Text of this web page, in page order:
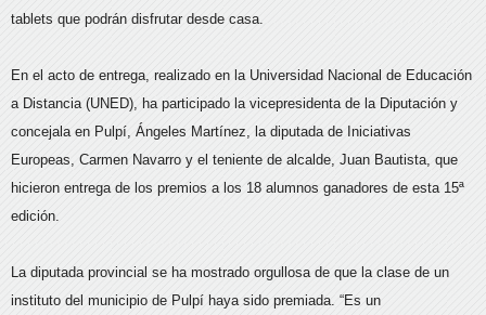
tablets que podrán disfrutar desde casa.
En el acto de entrega , realizado en la Universidad Nacional de Educación
a Distancia (UNED), ha participado la vicepresidenta de la Diputación y
concejala en Pulpí, Ángeles Martínez, la diputada de Iniciativas
Europeas, Carmen Navarro y el teniente de alcalde, Juan Bautista que
hicieron entrega de los premios a los 18 alumnos ganadores de esta 15ª
edición.
La diputada provincial se ha mostrado orgullosa de que la clase de un
instituto del municipio de Pulpí haya sido premiada. “Es un